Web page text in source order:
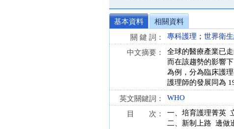
基本資料
相關資料
關 鍵 詞：
專科護理 ； 世界衛
中文摘要：
全球的醫療產業已
而在該趨勢的影響
為例，分為臨床護
護理師的發展同為
英文關鍵詞： WHO
目 次：
一、培育護理菁英
二、新制上路 邊做